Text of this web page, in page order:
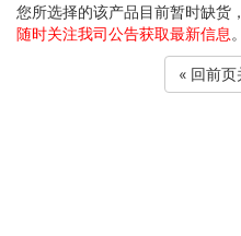
您所选择的该产品目前暂时缺货
随时关注我司公告获取最新信息。
« 回前